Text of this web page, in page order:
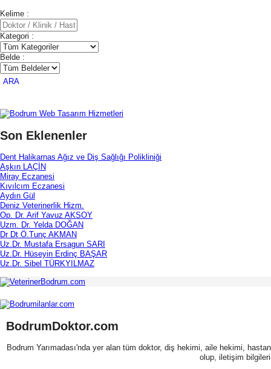
Kelime :
Kategori :
Belde :
ARA
Son Eklenenler
Dent Halikarnas Ağız ve Diş Sağlığı Polikliniği
Aşkın LAÇİN
Miray Eczanesi
Kıvılcım Eczanesi
Aydın Gül
Deniz Veterinerlik Hizm.
Op. Dr. Arif Yavuz AKSOY
Uzm. Dr. Yelda DOĞAN
Dr Dt Ö.Tunç AKMAN
Uz.Dr. Mustafa Ersagun SARI
Uz.Dr. Hüseyin Erdinç BAŞAR
Uz.Dr. Sibel TÜRKYILMAZ
BodrumDoktor.com
Bodrum Yarımadası'nda yer alan tüm doktor, diş hekimi, aile hekimi,
olup, iletişim